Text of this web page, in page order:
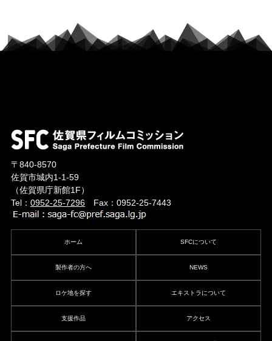
〒840-8570
佐賀市城内1-1-59
（佐賀県庁新館1F）
Tel： 0952-25-7296Fax：0952-25-7443
ホーム SFCについて
製作者の方へ NEWS
ロケ地を探す エキストラについて
支援作品 アクセス